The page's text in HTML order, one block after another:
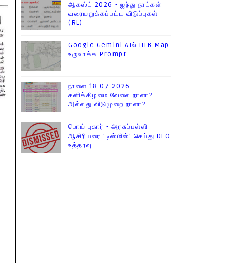
ஆகஸ்ட் 2026 - ஐந்து நாட்கள்
வரையறுக்கப்பட்ட விடுப்புகள்
(RL)
Google Gemini AIல் HLB Map
உருவாக்க Prompt
நாளை 18.07.2026
சனிக்கிழமை வேலை நாளா?
அல்லது விடுமுறை நாளா?
பொய் புகார் - அரசுப்பள்ளி
ஆசிரியரை 'டிஸ்மிஸ்' செய்து DEO
உத்தரவு